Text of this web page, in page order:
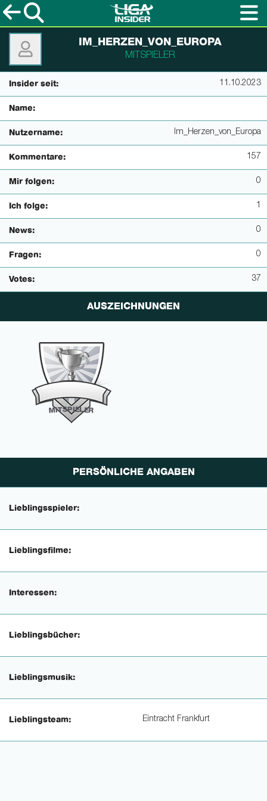
IM_HERZEN_VON_EUROPA
MITSPIELER
Insider seit: 11.10.2023
Name:
Nutzername: Im_Herzen_von_Europa
Kommentare: 157
Mir folgen: 0
Ich folge: 1
News: 0
Fragen: 0
Votes: 37
AUSZEICHNUNGEN
MITSPIELER
PERSÖNLICHE ANGABEN
Lieblingsspieler:
Lieblingsfilme:
Interessen:
Lieblingsbücher:
Lieblingsmusik:
Lieblingsteam: Eintracht Frankfurt